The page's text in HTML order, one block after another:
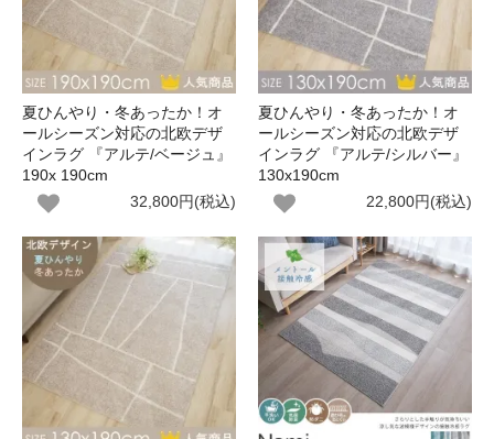
夏ひんやり・冬あったか！オ
ールシーズン対応の北欧デザ
インラグ 『アルテ/ベージュ』
190x 190cm
32,800円(税込)
夏ひんやり・冬あったか！オ
ールシーズン対応の北欧デザ
インラグ 『アルテ/シルバー』
130x190cm
22,800円(税込)